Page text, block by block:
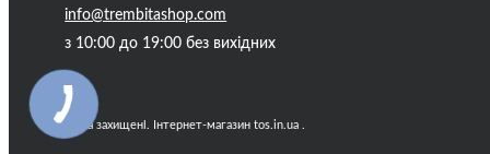
info@trembitashop.com
з 10:00 до 19:00 без вихідних
Всі права захищені. Інтернет-магазин tos.in.ua .